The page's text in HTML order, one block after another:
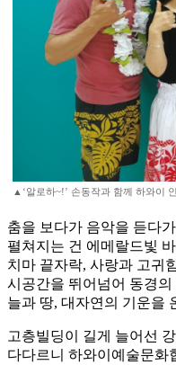
▲‘알로하~!’ 손동작과 함께 하와이
춤을 보다가 음악을 듣다
펼쳐지는 건 에메랄드빛
치마 끝자락, 사랑과 고귀
시공간을 뛰어넘어 동경
늘과 땅, 대자연의 기운을
고층빌딩이 길게 늘어선
다다르니 하와이예술문화